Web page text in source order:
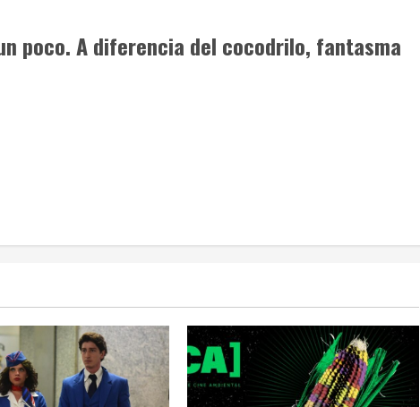
poco. A diferencia del cocodrilo, fantasma